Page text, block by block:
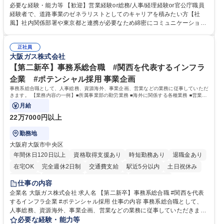
制度やキャリア支援が充実しております！ ※下記業務詳細 【業務詳細】■
管理部門：広報、人事、経理など当公社の運営に係る管理業務 ■収益部
門：駐車場の新規開拓、管理運営、新宿駅西口広場の「イベントコーナ
道路施設や道路工事現場の見学ツアー事業 ※入社後は上記いずれかの部門
へ配属。※業務内容変更の範囲：会社の定める業務 募集職種 【都庁グル
ープ】総合職（事務）◇残業月平均9時間未満／有給年平均16日取得
必要な経験・能力等 【歓迎】営業経験or総務/人事/経理経験or官公庁職員
経験者で、道路事業のゼネラリストとしてのキャリアを積みたい方【社
風】社内関係部署や東京都と連携が必要なため綿密にコミュニケーション
部門など多岐に渡る業務を経験できます。 ■様々なプロジェクト：駐車場
事業の他、新宿駅西口広場内に設置された照明を兼ねた広告「ブライトサ
イン」の管理運営を行うなど、事業収益を生み出す活動を積極的に行って
います。 学歴・資格 学歴：大学院 大学 高専 短大 専修学校 高校 語学力：
資格：
正社員
大阪ガス株式会社
【第二新卒】事務系総合職 #関西を代表するインフラ
企業 #ポテンシャル採用 事業企画
事務系総合職として、人事総務、資源海外、事業企画、営業などの業務に従事していただ
きます。 【業務内容の一例】■所属事業部の勤労業務 ■海外に関係する各種業務 ■営業部
門の企画スタッフ、ルート営業
月給
22万7000円以上
勤務地
大阪府大阪市中央区
年間休日120日以上
資格取得支援あり 時短勤務あり
退職金あり
在宅OK
完全週休2日制 交通費支給 駅近5分以内
土日祝休み
服装自由
第二新卒歓迎
仕事の内容
企業名 大阪ガス株式会社 求人名 【第二新卒】事務系総合職 #関西を代表
するインフラ企業 #ポテンシャル採用 仕事の内容 事務系総合職として、
人事総務、資源海外、事業企画、営業などの業務に従事していただきま
す。 【業務内容の一例】■所属事業部の勤労業務 ■海外に関係する各種業
必要な経験・能力等